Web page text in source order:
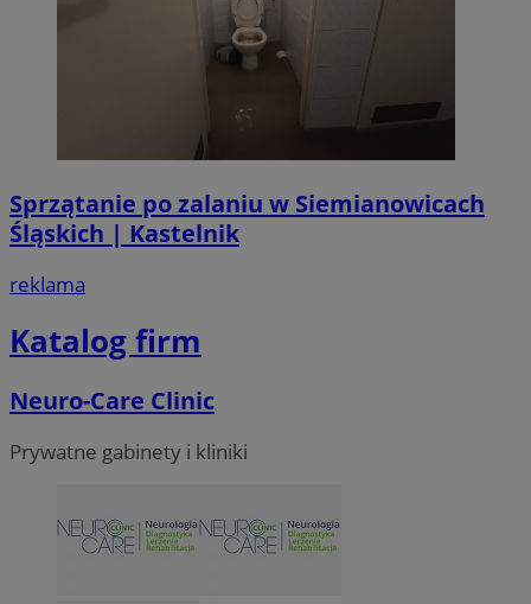
Sprzątanie po zalaniu w Siemianowicach
Śląskich | Kastelnik
reklama
Katalog firm
Neuro-Care Clinic
Prywatne gabinety i kliniki